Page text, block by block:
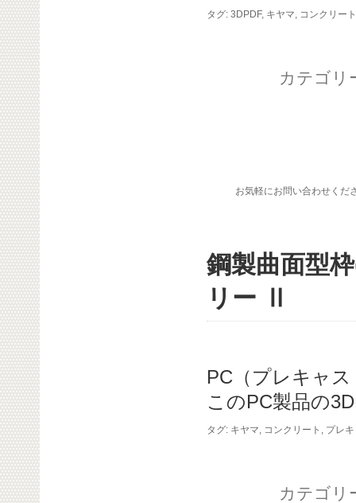
タグ: 3DPDF, キヤマ, コンクリート
カテゴリ
お気軽にお問い合わせくだ
鋼製曲面型
リー Ⅱ
PC（プレキャ
このPC製品の
タグ: キヤマ コンクリート プレ
カテゴリ